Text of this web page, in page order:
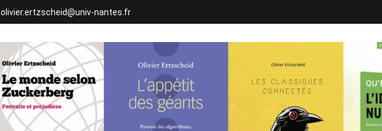
olivier.ertzscheid@univ-nantes.fr